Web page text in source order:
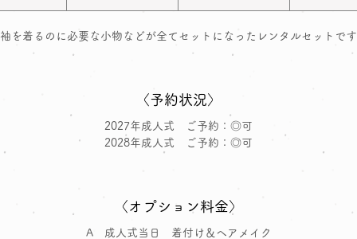
を着るのに必要な小物などが全てセットになったレンタルセットで
〈予約状況〉
2027年成人式 ご予約：◎可
2028年成人式 ご予約：◎可
〈オプション料金〉
A 成人式当日 着付け＆ヘアメイク